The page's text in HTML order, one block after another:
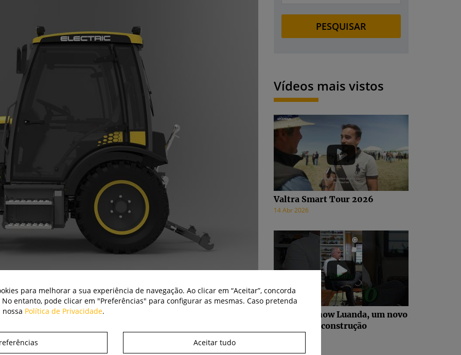
ao SKE50 da Rigitrac, do qual deriva, sendo menor no
alimentados por uma bateria de 50 kWh.
Vídeos mais vistos
Valtra Smart Tour 2026
14 Abr 2026
Agritech Show Luanda, um novo
projeto em construção
para melhorar a sua experiência de navegação. Ao clicar em “Aceitar”, concorda
No entanto, pode clicar em "Preferências" para configurar as mesmas. Caso pretenda
Política de Privacidade.
Aceitar tudo